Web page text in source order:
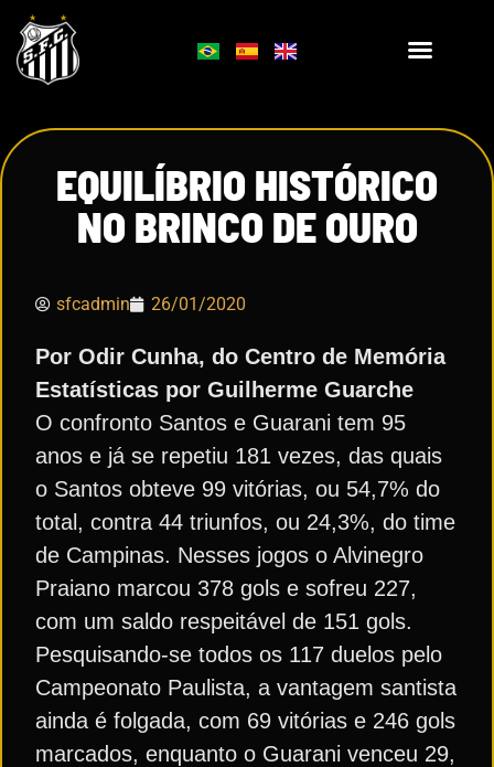
EQUILÍBRIO HISTÓRICO
NO BRINCO DE OURO
sfcadmin 26/01/2020
Por Odir Cunha, do Centro de Memória
Estatísticas por Guilherme Guarche
O confronto Santos e Guarani tem 95
anos e já se repetiu 181 vezes, das quais
o Santos obteve 99 vitórias, ou 54,7% do
total, contra 44 triunfos, ou 24,3%, do time
de Campinas. Nesses jogos o Alvinegro
Praiano marcou 378 gols e sofreu 227,
com um saldo respeitável de 151 gols.
Pesquisando-se todos os 117 duelos pelo
Campeonato Paulista, a vantagem santista
ainda é folgada, com 69 vitórias e 246 gols
marcados, enquanto o Guarani venceu 29,